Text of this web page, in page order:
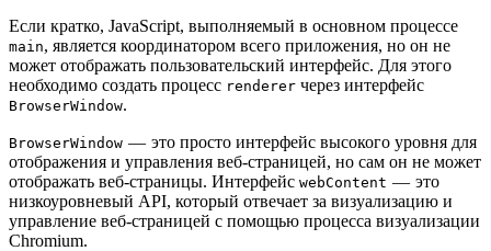
Если кратко, JavaScript, выполняемый в основном процессе
main, является координатором всего приложения, но он не
может отображать пользовательский интерфейс. Для этого
необходимо создать процесс renderer через интерфейс
BrowserWindow.
BrowserWindow — это просто интерфейс высокого уровня для
отображения и управления веб-страницей, но сам он не может
отображать веб-страницы. Интерфейс webContent — это
низкоуровневый API, который отвечает за визуализацию и
управление веб-страницей с помощью процесса визуализации
Chromium.